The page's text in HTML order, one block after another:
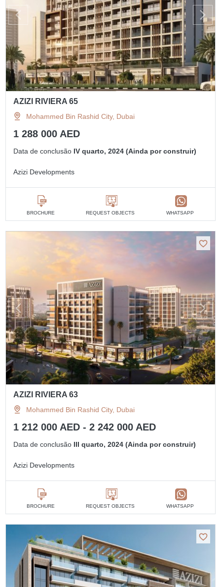
AZIZI RIVIERA 65
Mohammed Bin Rashid City, Dubai
1 288 000 AED
Data de conclusão IV quarto, 2024 (Ainda por construir)
Azizi Developments
BROCHURE REQUEST OBJECTS WHATSAPP
AZIZI RIVIERA 63
Mohammed Bin Rashid City, Dubai
1 212 000 AED - 2 242 000 AED
Data de conclusão III quarto, 2024 (Ainda por construir)
Azizi Developments
BROCHURE REQUEST OBJECTS WHATSAPP